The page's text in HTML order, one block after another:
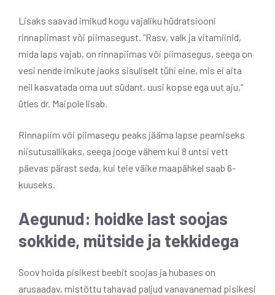
Lisaks saavad imikud kogu vajaliku hüdratsiooni
rinnapiimast või piimasegust. “Rasv, valk ja vitamiinid,
mida laps vajab, on rinnapiimas või piimasegus, seega on
vesi nende imikute jaoks sisuliselt tühi eine, mis ei aita
neil kasvatada oma uut südant, uusi kopse ega uut aju,”
ütles dr. Maipole lisab.
Rinnapiim või piimasegu peaks jääma lapse peamiseks
niisutusallikaks, seega jooge vähem kui 8 untsi vett
päevas pärast seda, kui teie väike maapähkel saab 6-
kuuseks.
Aegunud: hoidke last soojas
sokkide, mütside ja tekkidega
Soov hoida pisikest beebit soojas ja hubases on
arusaadav, mistõttu tahavad paljud vanavanemad pisikesi